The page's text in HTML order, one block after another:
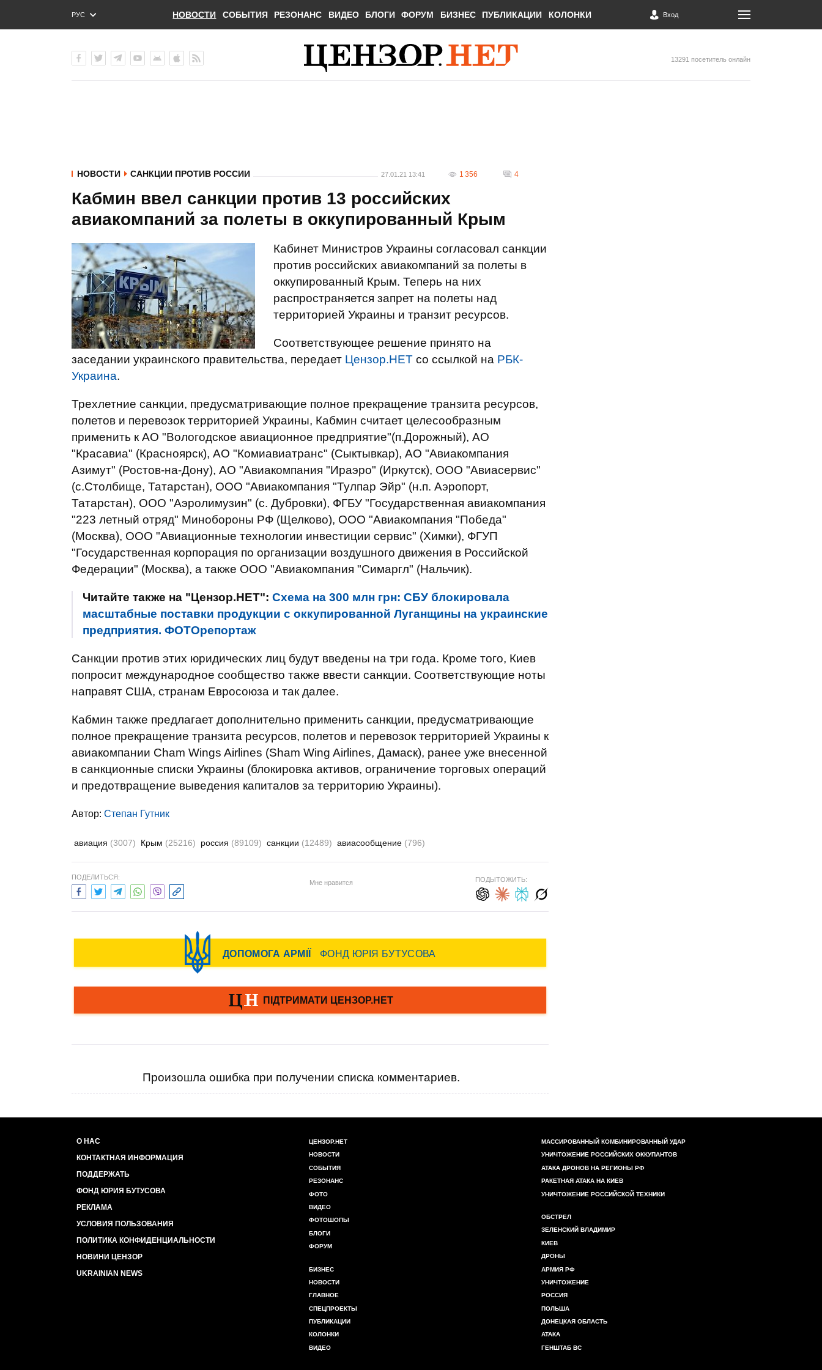
РУС
ENG
НОВОСТИ СОБЫТИЯ РЕЗОНАНС ВИДЕО БЛОГИ ФОРУМ БИЗНЕС ПУБЛИКАЦИИ КОЛОНКИ Вход
13291 посетитель онлайн
НОВОСТИ САНКЦИИ ПРОТИВ РОССИИ 27.01.21 13:41 1 356 4
Кабмин ввел санкции против 13 российских
авиакомпаний за полеты в оккупированный Крым
Кабинет Министров Украины согласовал санкции
против российских авиакомпаний за полеты в
оккупированный Крым. Теперь на них
распространяется запрет на полеты над
территорией Украины и транзит ресурсов.
Соответствующее решение принято на
заседании украинского правительства, передает Цензор.НЕТ со ссылкой на РБК-
Украина.
Трехлетние санкции, предусматривающие полное прекращение транзита ресурсов,
полетов и перевозок территорией Украины, Кабмин считает целесообразным
применить к АО "Вологодское авиационное предприятие"(п.Дорожный), АО
"Красавиа" (Красноярск), АО "Комиавиатранс" (Сыктывкар), АО "Авиакомпания
Азимут" (Ростов-на-Дону), АО "Авиакомпания "Ираэро" (Иркутск), ООО "Авиасервис"
(с.Столбище, Татарстан), ООО "Авиакомпания "Тулпар Эйр" (н.п. Аэропорт,
Татарстан), ООО "Аэролимузин" (с. Дубровки), ФГБУ "Государственная авиакомпания
"223 летный отряд" Минобороны РФ (Щелково), ООО "Авиакомпания "Победа"
(Москва), ООО "Авиационные технологии инвестиции сервис" (Химки), ФГУП
"Государственная корпорация по организации воздушного движения в Российской
Федерации" (Москва), а также ООО "Авиакомпания "Симаргл" (Нальчик).
Читайте также на "Цензор.НЕТ": Схема на 300 млн грн: СБУ блокировала
масштабные поставки продукции с оккупированной Луганщины на украинские
предприятия. ФОТОрепортаж
Санкции против этих юридических лиц будут введены на три года. Кроме того, Киев
попросит международное сообщество также ввести санкции. Соответствующие ноты
направят США, странам Евросоюза и так далее.
Кабмин также предлагает дополнительно применить санкции, предусматривающие
полное прекращение транзита ресурсов, полетов и перевозок территорией Украины к
авиакомпании Cham Wings Airlines (Sham Wing Airlines, Дамаск), ранее уже внесенной
в санкционные списки Украины (блокировка активов, ограничение торговых операций
и предотвращение выведения капиталов за территорию Украины).
Автор: Степан Гутник
авиация (3007) Крым (25216) россия (89109) санкции (12489) авиасообщение (796)
ПОДЕЛИТЬСЯ:
Мне нравится ПОДЫТОЖИТЬ:
Произошла ошибка при получении списка комментариев.
О НАС
КОНТАКТНАЯ ИНФОРМАЦИЯ
ПОДДЕРЖАТЬ
ФОНД ЮРИЯ БУТУСОВА
РЕКЛАМА
УСЛОВИЯ ПОЛЬЗОВАНИЯ
ПОЛИТИКА КОНФИДЕНЦИАЛЬНОСТИ
НОВИНИ ЦЕНЗОР
UKRAINIAN NEWS
ЦЕНЗОР.НЕТ
НОВОСТИ
СОБЫТИЯ
РЕЗОНАНС
ФОТО
ВИДЕО
ФОТОШОПЫ
БЛОГИ
ФОРУМ
БИЗНЕС
НОВОСТИ
ГЛАВНОЕ
СПЕЦПРОЕКТЫ
ПУБЛИКАЦИИ
КОЛОНКИ
ВИДЕО
МАССИРОВАННЫЙ КОМБИНИРОВАННЫЙ УДАР
УНИЧТОЖЕНИЕ РОССИЙСКИХ ОККУПАНТОВ
АТАКА ДРОНОВ НА РЕГИОНЫ РФ
РАКЕТНАЯ АТАКА НА КИЕВ
УНИЧТОЖЕНИЕ РОССИЙСКОЙ ТЕХНИКИ
ОБСТРЕЛ
ЗЕЛЕНСКИЙ ВЛАДИМИР
КИЕВ
ДРОНЫ
АРМИЯ РФ
УНИЧТОЖЕНИЕ
РОССИЯ
ПОЛЬША
ДОНЕЦКАЯ ОБЛАСТЬ
АТАКА
ГЕНШТАБ ВС